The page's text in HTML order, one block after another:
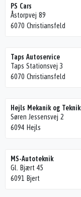
PS Cars
Åstorpvej 89
6070 Christiansfeld
Taps Autoservice
Taps Stationsvej 3
6070 Christiansfeld
Hejls Mekanik og Teknik
Søren Jessensvej 2
6094 Hejls
MS-Autoteknik
Gl. Bjært 45
6091 Bjert